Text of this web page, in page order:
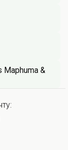
Maphuma &